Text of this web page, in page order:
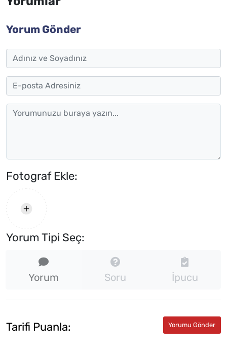
Yorum Gönder
Fotograf Ekle:
Yorum Tipi Seç:
Yorum Soru İpucu
Tarifi Puanla: